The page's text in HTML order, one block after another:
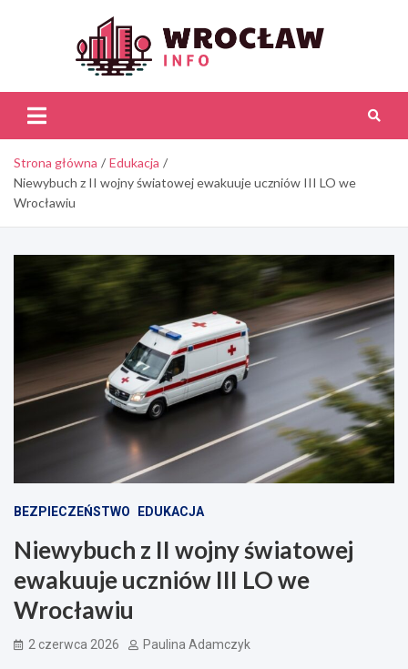
Strona główna
Edukacja
Niewybuch z II wojny światowej ewakuuje uczniów III LO we
Wrocławiu
BEZPIECZEŃSTWO EDUKACJA
Niewybuch z II wojny światowej
ewakuuje uczniów III LO we
Wrocławiu
2 czerwca 2026 Paulina Adamczyk